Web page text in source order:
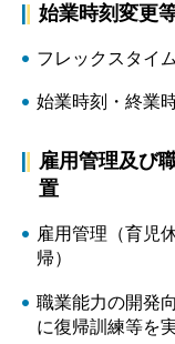
始業時刻変更
フレックスタイ
始業時刻・終業
雇用管理及び
置
雇用管理（育児
帰）
職業能力の開発
に復帰訓練等を